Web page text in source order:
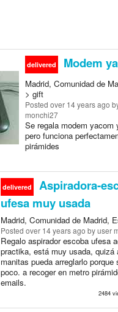
delivered Modem
Madrid, Comunidad de
> gift
Posted over 14 years ago
monchi27
Se regala modem yacom
pero funciona
pirámides
delivered
Aspiradora-
ufesa muy usada
Madrid, Comunidad de Madrid,
Posted over 14 years ago by user
Regalo aspirador escoba ufesa
practika, está muy usada, quizá
manitas pueda arreglarlo porque
poco. a recoger en metro
emails.
2484